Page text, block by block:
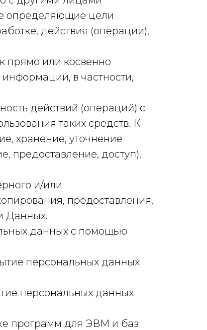
определяющие цели
действия (операции),
прямо или косвенно
в частности,
действий (операций) с
таких средств. К
хранение, уточнение
предоставление, доступ),
и/или
предоставления,
Данных.
данных с помощью
персональных данных
персональных данных
программ для ЭВМ и баз